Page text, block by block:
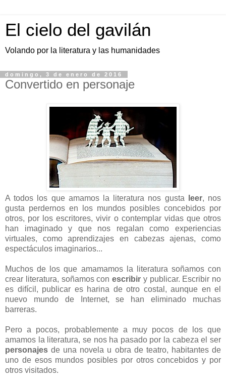
El cielo del gavilán
Volando por la literatura y las humanidades
domingo, 3 de enero de 2016
Convertido en personaje
A todos los que amamos la literatura nos gusta leer, nos
gusta perdernos en los mundos posibles concebidos por
otros, por los escritores, vivir o contemplar vidas que otros
han imaginado y que nos regalan como experiencias
virtuales, como aprendizajes en cabezas ajenas, como
espectáculos imaginarios...
Muchos de los que amamamos la literatura soñamos con
crear literatura, soñamos con escribir y publicar. Escribir no
es difícil, publicar es harina de otro costal, aunque en el
nuevo mundo de Internet, se han eliminado muchas
barreras.
Pero a pocos, probablemente a muy pocos de los que
amamos la literatura, se nos ha pasado por la cabeza el ser
personajes de una novela u obra de teatro, habitantes de
uno de esos mundos posibles por otros concebidos y por
otros visitados.